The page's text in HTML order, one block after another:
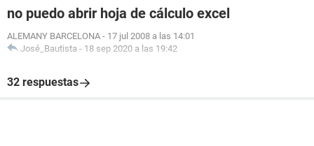
no puedo abrir hoja de cálculo excel
ALEMANY BARCELONA - 17 jul 2008 a las 14:01
José_Bautista - 18 sep 2020 a las 19:42
32 respuestas